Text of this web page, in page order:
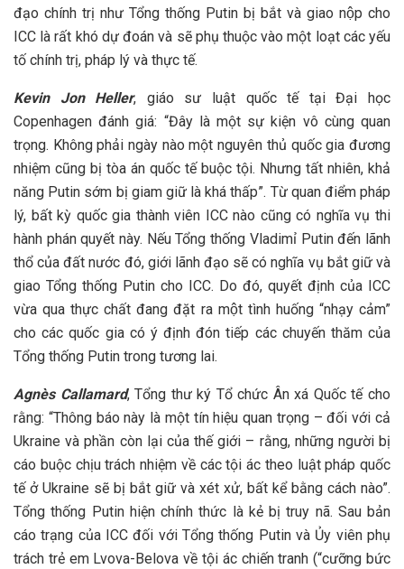
đạo chính trị như Tổng thống Putin bị bắt và giao nộp cho
ICC là rất khó dự đoán và sẽ phụ thuộc vào một loạt các yếu
tố chính trị, pháp lý và thực tế.
Kevin Jon Heller, giáo sư luật quốc tế tại Đại học
Copenhagen đánh giá: “Đây là một sự kiện vô cùng quan
trọng. Không phải ngày nào một nguyên thủ quốc gia đương
nhiệm cũng bị tòa án quốc tế buộc tội. Nhưng tất nhiên, khả
năng Putin sớm bị giam giữ là khá thấp”. Từ quan điểm pháp
lý, bất kỳ quốc gia thành viên ICC nào cũng có nghĩa vụ thi
hành phán quyết này. Nếu Tổng thống Vladimỉ Putin đến lãnh
thổ của đất nước đó, giới lãnh đạo sẽ có nghĩa vụ bắt giữ và
giao Tổng thống Putin cho ICC. Do đó, quyết định của ICC
vừa qua thực chất đang đặt ra một tình huống “nhạy cảm”
cho các quốc gia có ý định đón tiếp các chuyến thăm của
Tổng thống Putin trong tương lai.
Agnès Callamard, Tổng thư ký Tổ chức Ân xá Quốc tế cho
rằng: “Thông báo này là một tín hiệu quan trọng – đối với cả
Ukraine và phần còn lại của thế giới – rằng, những người bị
cáo buộc chịu trách nhiệm về các tội ác theo luật pháp quốc
tế ở Ukraine sẽ bị bắt giữ và xét xử, bất kể bằng cách nào”.
Tổng thống Putin hiện chính thức là kẻ bị truy nã. Sau bản
cáo trạng của ICC đối với Tổng thống Putin và Ủy viên phụ
trách trẻ em Lvova-Belova về tội ác chiến tranh (“cưỡng bức